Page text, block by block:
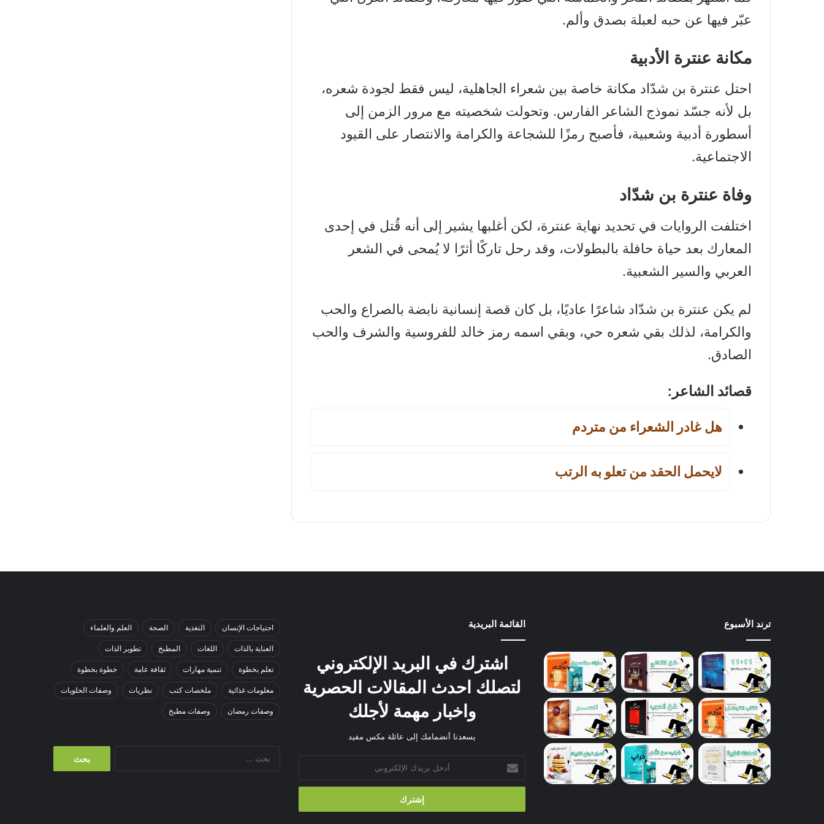
عبّر فيها عن حبه لعبلة بصدق وألم.
مكانة عنترة الأدبية
احتل عنترة بن شدّاد مكانة خاصة بين شعراء الجاهلية، ليس فقط لجودة شعره،
بل لأنه جسّد نموذج الشاعر الفارس. وتحولت شخصيته مع مرور الزمن إلى
أسطورة أدبية وشعبية، فأصبح رمزًا للشجاعة والكرامة والانتصار على القيود
الاجتماعية.
وفاة عنترة بن شدّاد
اختلفت الروايات في تحديد نهاية عنترة، لكن أغلبها يشير إلى أنه قُتل في إحدى
المعارك بعد حياة حافلة بالبطولات، وقد رحل تاركًا أثرًا لا يُمحى في الشعر
العربي والسير الشعبية.
لم يكن عنترة بن شدّاد شاعرًا عاديًا، بل كان قصة إنسانية نابضة بالصراع والحب
والكرامة، لذلك بقي شعره حي، وبقي اسمه رمز خالد للفروسية والشرف والحب
الصادق.
قصائد الشاعر:
هل غادر الشعراء من متردم
لايحمل الحقد من تعلو به الرتب
ترند الأسبوع القائمة البريدية
اشترك في البريد الإلكتروني
لتصلك احدث المقالات الحصرية
واخبار مهمة لأجلك
يسعدنا أنضمامك إلى عائلة مكس مفيد
بريدك
الإلكتروني
احتياجات الإنسان التغذية الصحة العلم والعلماء
العناية بالذات اللغات المطبخ تطوير الذات
تعلم بخطوة تنمية مهارات ثقافة عامة خطوة بخطوة
معلومات غذائية ملخصات كتب نظريات وصفات الحلويات
وصفات رمضان وصفات مطبخ